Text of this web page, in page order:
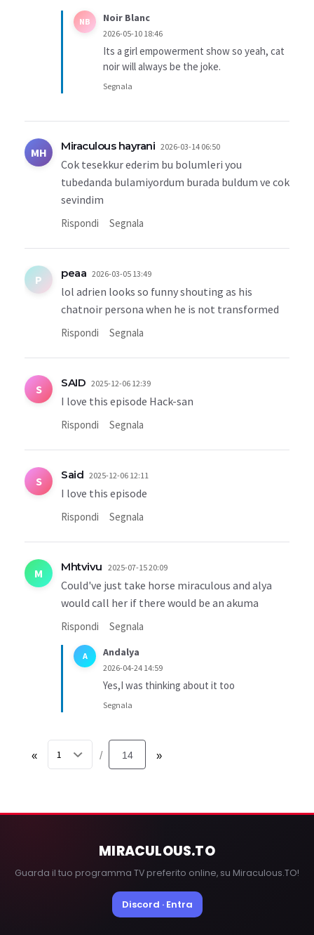
NB Noir Blanc
2026-05-10 18:46
Its a girl empowerment show so yeah, cat
noir will always be the joke.
Segnala
MH Miraculous hayrani 2026-03-14 06:50
Cok tesekkur ederim bu bolumleri you
tubedanda bulamiyordum burada buldum ve cok
sevindim
Rispondi Segnala
P peaa 2026-03-05 13:49
lol adrien looks so funny shouting as his
chatnoir persona when he is not transformed
Rispondi Segnala
S SAID 2025-12-06 12:39
I love this episode Hack-san
Rispondi Segnala
S Said 2025-12-06 12:11
I love this episode
Rispondi Segnala
M Mhtvivu 2025-07-15 20:09
Could've just take horse miraculous and alya
would call her if there would be an akuma
Rispondi Segnala
A Andalya
2026-04-24 14:59
Yes,I was thinking about it too
Segnala
« / 14 »
MIRACULOUS.TO
Guarda il tuo programma TV preferito online, su Miraculous.TO!
Discord · Entra